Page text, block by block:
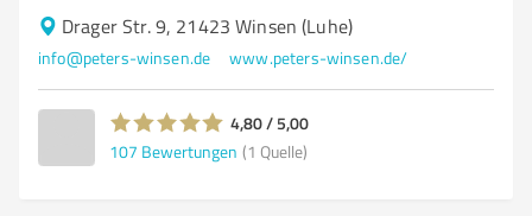
Drager Str. 9, 21423 Winsen (Luhe)
info@peters-winsen.de www.peters-winsen.de/
4,80 / 5,00
107 Bewertungen (1 Quelle)